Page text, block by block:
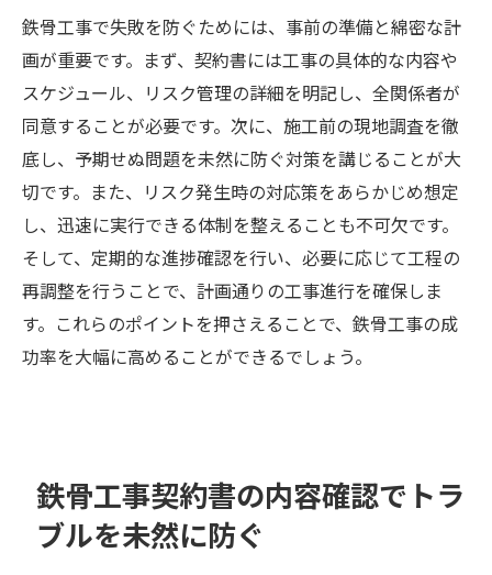
鉄骨工事で失敗を防ぐためには、事前の準備と綿密な計
画が重要です。まず、契約書には工事の具体的な内容や
スケジュール、リスク管理の詳細を明記し、全関係者が
同意することが必要です。次に、施工前の現地調査を徹
底し、予期せぬ問題を未然に防ぐ対策を講じることが大
切です。また、リスク発生時の対応策をあらかじめ想定
し、迅速に実行できる体制を整えることも不可欠です。
そして、定期的な進捗確認を行い、必要に応じて工程の
再調整を行うことで、計画通りの工事進行を確保しま
す。これらのポイントを押さえることで、鉄骨工事の成
功率を大幅に高めることができるでしょう。
鉄骨工事契約書の内容確認でトラ
ブルを未然に防ぐ